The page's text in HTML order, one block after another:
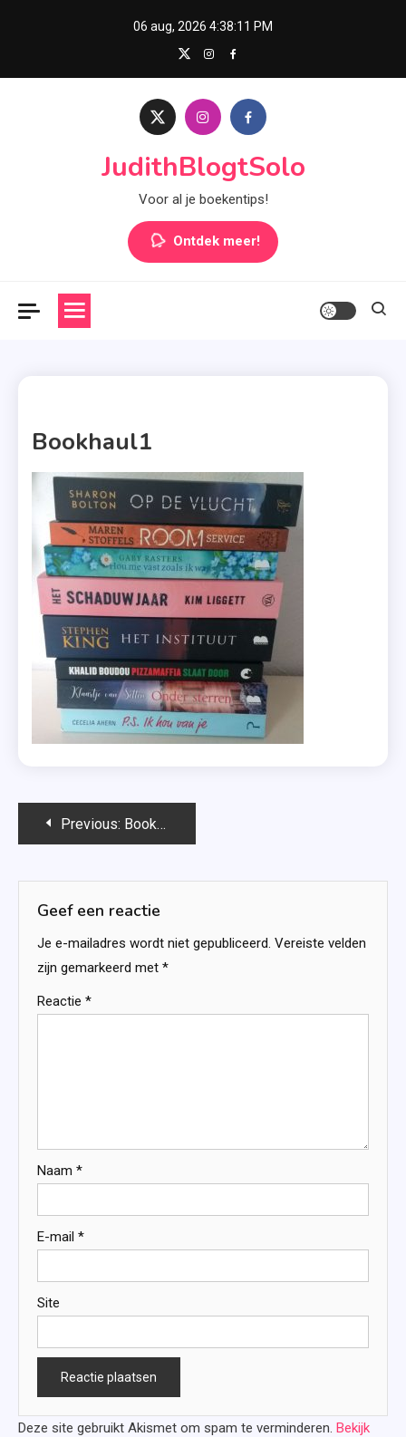
06 aug, 2026 4:38:12 PM
JudithBlogtSolo
Voor al je boekentips!
Ontdek meer!
Bookhaul1
Bericht
Previous: Bookhaul september 2019
Geef een reactie
Je e-mailadres wordt niet gepubliceerd. Vereiste velden
zijn gemarkeerd met *
Reactie *
Naam *
E-mail *
Site
Deze site gebruikt Akismet om spam te verminderen. Bekijk